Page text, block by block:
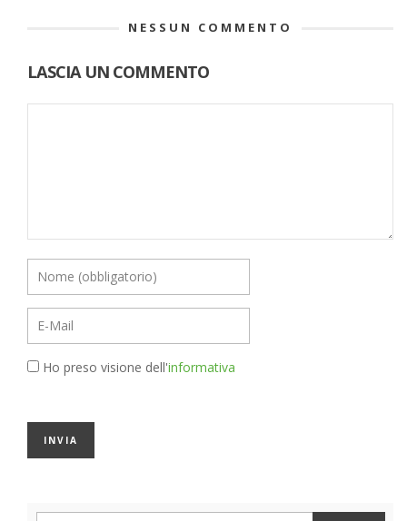
NESSUN COMMENTO
LASCIA UN COMMENTO
Ho preso visione dell'informativa